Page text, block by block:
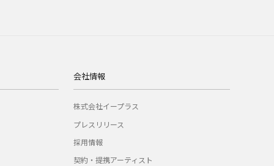
会社情報
株式会社イープラス
プレスリリース
採用情報
契約・提携アーティスト